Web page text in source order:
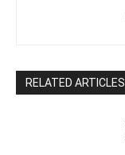
RELATED ARTICLES